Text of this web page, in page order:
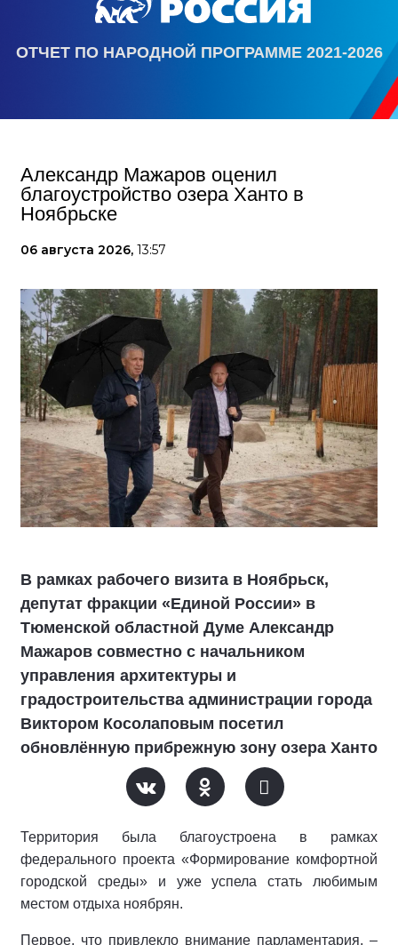
ОТЧЕТ ПО НАРОДНОЙ ПРОГРАММЕ 2021-2026
Александр Мажаров оценил
благоустройство озера Ханто в
Ноябрьске
06 августа 2026, 13:57
В рамках рабочего визита в Ноябрьск,
депутат фракции «Единой России» в
Тюменской областной Думе Александр
Мажаров совместно с начальником
управления архитектуры и
градостроительства администрации города
Виктором Косолаповым посетил
обновлённую прибрежную зону озера Ханто
Территория была благоустроена в рамках
федерального проекта «Формирование комфортной
городской среды» и уже успела стать любимым
местом отдыха ноябрян.
Первое, что привлекло внимание парламентария, –